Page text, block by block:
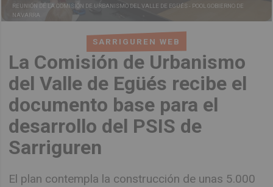
SARRIGUREN WEB
La Comisión de Urbanismo
del Valle de Egüés recibe el
documento base para el
desarrollo del PSIS de
Sarriguren
El plan contempla la construcción de unas 5.000
REUNIÓN DE LA COMISIÓN DE URBANISMO DEL VALLE DE EGÜÉS - POOL GOBIERNO DE
NAVARRA